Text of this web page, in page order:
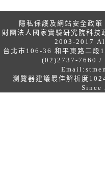
隱私保護及網站安全政策
財團法人國家實驗研究院科技
2003-2017
台北市106-36 和平東路二段
(02)2737-7660 /
Email:
瀏覽器建議最佳解析度
Since